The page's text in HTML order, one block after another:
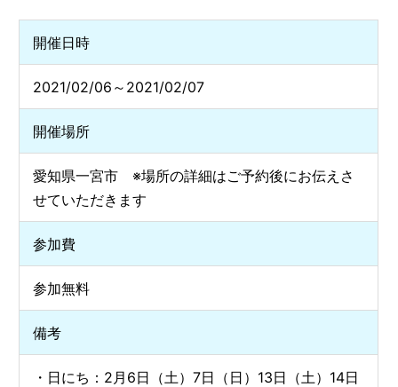
開催日時
2021/02/06～2021/02/07
開催場所
愛知県一宮市 ※場所の詳細はご予約後にお伝えさ
せていただきます
参加費
参加無料
備考
・日にち：2月6日（土）7日（日）13日（土）14日